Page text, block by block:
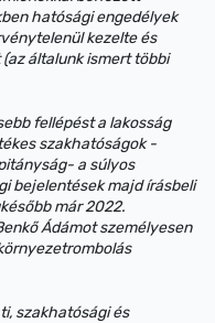
hatósági engedélyek
kezelte és
általunk ismert többi
fellépést a lakosság
szakhatóságok -
a súlyos
bejelentések majd írásbeli
már 2022.
Ádámot személyesen
szakhatósági és